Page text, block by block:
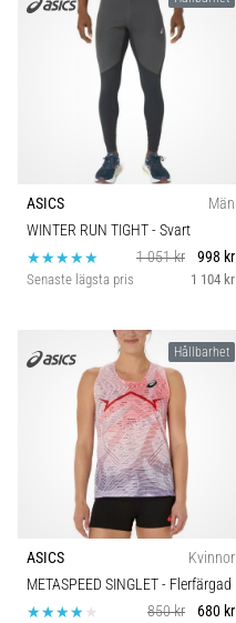
ASICS
Män
WINTER RUN TIGHT- Svart
1 051 kr
998 kr
Senaste lägsta pris 1 104 kr
Hållbarhet
ASICS
Kvinnor
METASPEED SINGLET- Flerfärgad
850 kr
680 kr